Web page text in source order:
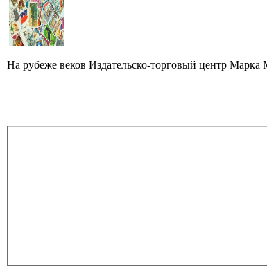
На рубеже веков Издательско-торговый центр